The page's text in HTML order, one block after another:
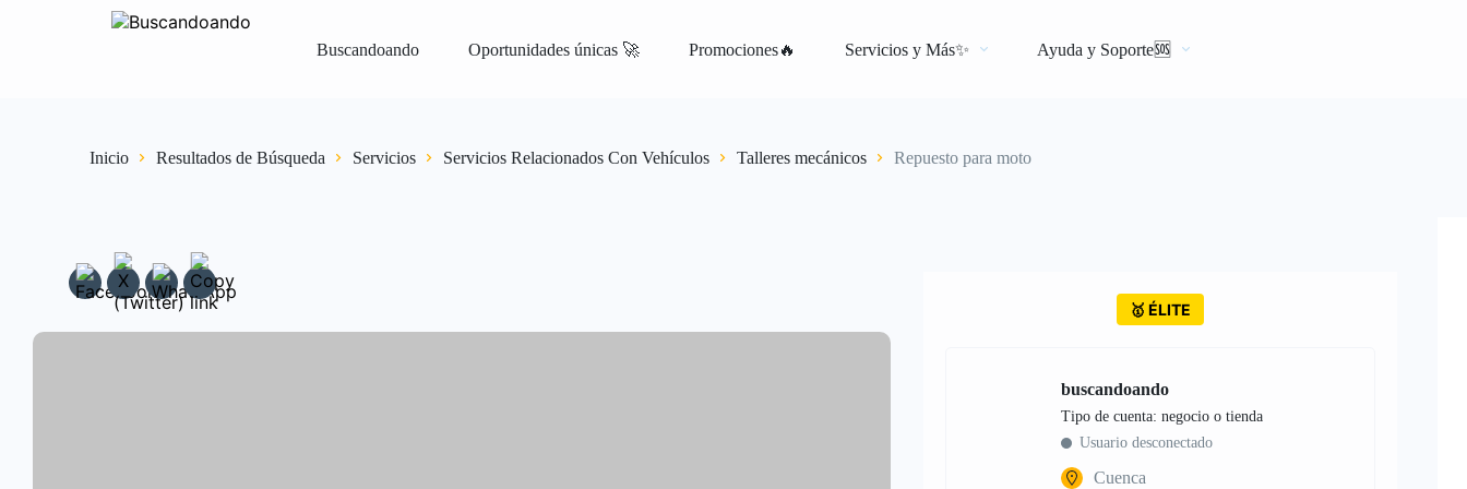
Buscandoando Oportunidades únicas 🚀 Promociones🔥 Servicios y Más✨ Ayuda y Soporte🆘
Iniciar Sesión Registrar Vender Gratis
Inicio Resultados de Búsqueda Servicios Servicios Relacionados Con Vehículos Talleres mecánicos Repuesto para moto
🥇 ÉLITE
buscandoando
tipo de cuenta: negocio o tienda
Usuario desconectado
Cuenca